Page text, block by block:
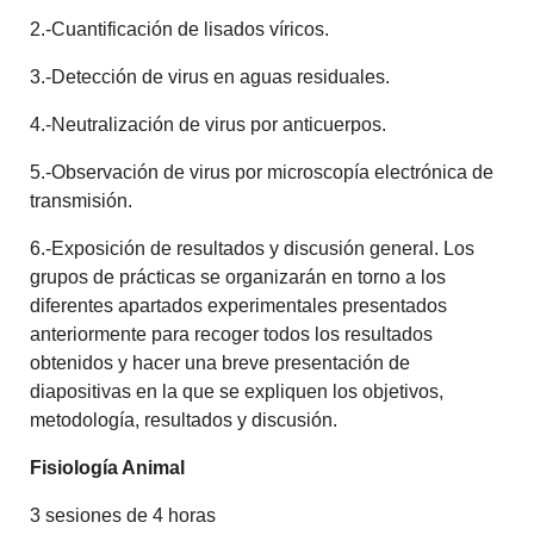
2.-Cuantificación de lisados víricos.
3.-Detección de virus en aguas residuales.
4.-Neutralización de virus por anticuerpos.
5.-Observación de virus por microscopía electrónica de
transmisión.
6.-Exposición de resultados y discusión general. Los
grupos de prácticas se organizarán en torno a los
diferentes apartados experimentales presentados
anteriormente para recoger todos los resultados
obtenidos y hacer una breve presentación de
diapositivas en la que se expliquen los objetivos,
metodología, resultados y discusión.
Fisiología Animal
3 sesiones de 4 horas